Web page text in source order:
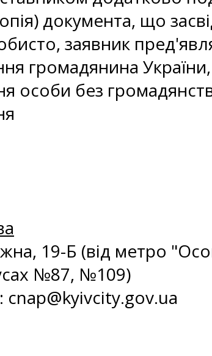
документа, що
заявник
громадянина
особи без
19-Б (від метро
№87, №109)
сnap@kyivcity.gov.ua